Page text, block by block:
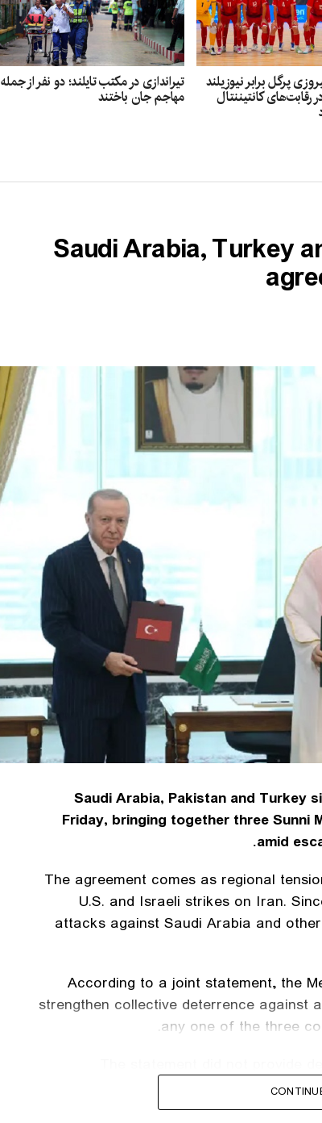
پرگل برابر نیوزیلند
رقابت‌های کانتیننتال
تیراندازی در مکتب تایلند؛ دو نفر از جمله
مهاجم جان باختند
Saudi Arabia, Turkey
Saudi Arabia, Pakistan and Turkey
Friday, bringing together three Sunni
amid
The agreement comes as regional
U.S. and Israeli strikes on Iran.
attacks against Saudi Arabia and
According to a joint statement, the
strengthen collective deterrence
any one of the three
obligations undertaken by each
collective security and promote peace,